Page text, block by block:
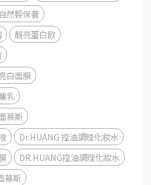
自然輕保養
靚亮蛋白飲
白面膜
乳
慕斯
Dr.HUANG 控油調理化妝水
DR.HUANG控油調理化妝水
幕斯